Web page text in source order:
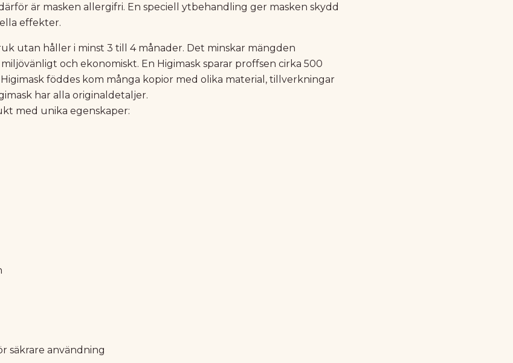
är masken allergifri. En speciell ytbehandling ger masken skydd
effekter.
utan håller i minst 3 till 4 månader. Det minskar mängden
och ekonomiskt. En Higimask sparar proffsen cirka 500
föddes kom många kopior med olika material, tillverkningar
har alla originaldetaljer.
med unika egenskaper:
säkrare användning